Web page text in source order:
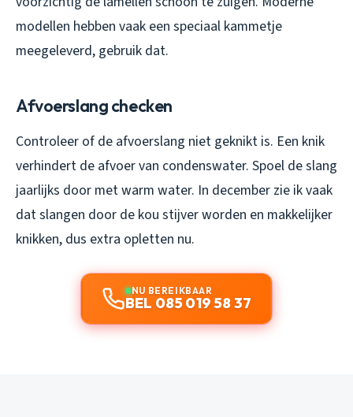
modellen hebben vaak een speciaal kammetje
meegeleverd, gebruik dat.
Afvoerslang checken
Controleer of de afvoerslang niet geknikt is. Een knik
verhindert de afvoer van condenswater. Spoel de slang
jaarlijks door met warm water. In december zie ik vaak
dat slangen door de kou stijver worden en makkelijker
knikken, dus extra opletten nu.
NU BEREIKBAAR
BEL 085 019 58 37